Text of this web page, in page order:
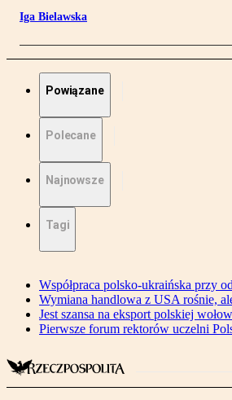
Iga Bielawska
Powiązane
Polecane
Najnowsze
Tagi
Współpraca polsko-ukraińska przy
Wymiana handlowa z USA rośnie,
Jest szansa na eksport polskiej
Pierwsze forum rektorów uczelni